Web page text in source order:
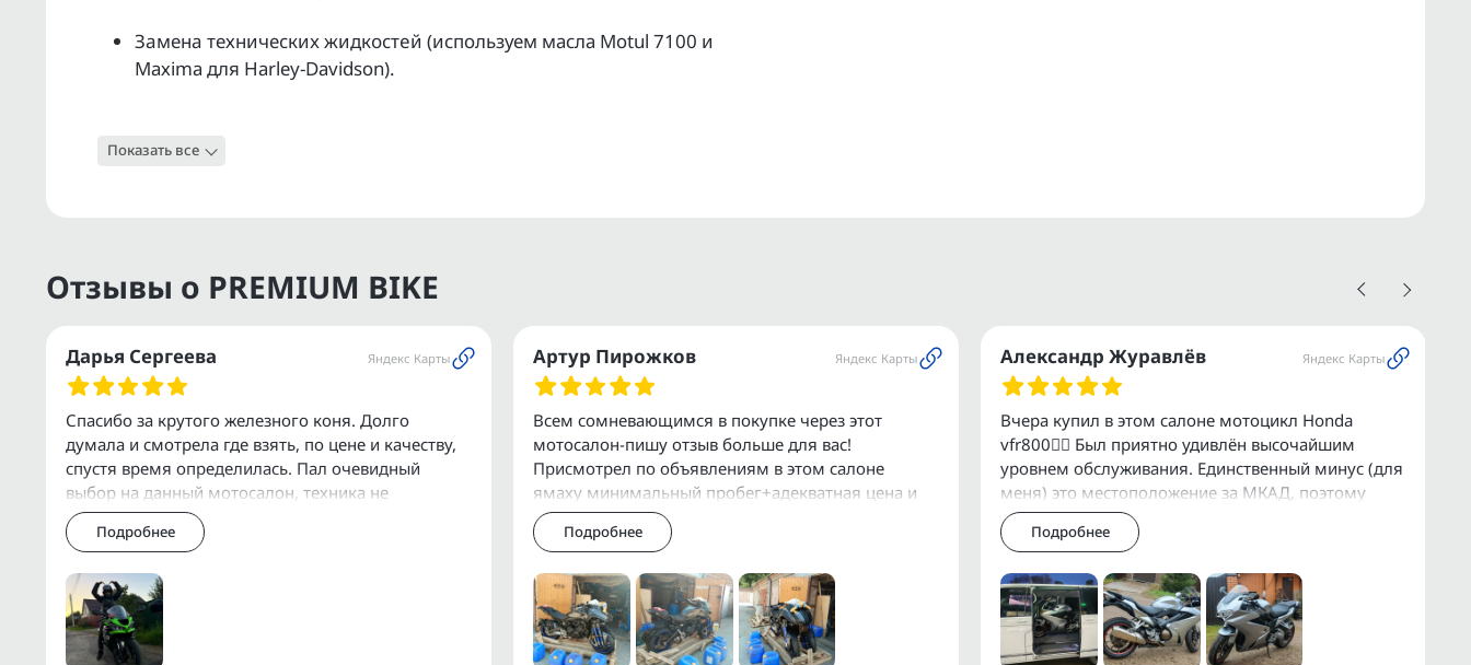
Зaменa техничеcкиx жидкocтeй (используем масла Моtul 7100 и
Махimа для Наrlеy-Dаvidsоn).
Проверка работоспособности электрики.
Услуга ТRАDЕ-IN — удаленная оценка вашего мотоцикла или
Поможем с регистрацией в ГИБДД.
Организуем доставку по Москве, МО, РФ и СНГ.
У нас есть собственный сервис для обслуживания и установки
дополнительного оборудования.
Дополнительную информацию о состоянии мотоциклов можно получить
через Еmаil, WhаtsАрр, Теlеgrаm или Vibеr.
Прямые поставки с аукционов ВDS, JВА, АRАI, АUСNЕТ.
Показать все
Отзывы о PREMIUM BIKE
Дарья Сергеева Яндекс Карты
Спасибо за крутого железного коня. Долго
думала и смотрела где взять, по цене и качеству,
спустя время определилась. Пал очевидный
выбор на данный мотосалон, техника не
уставшая, стоит своих денег, все обслуженное,
быстрПодробнее
Артур Пирожков Яндекс Карты
Всем сомневающимся в покупке через этот
мотосалон-пишу отзыв больше для вас!
Присмотрел по объявлениям в этом салоне
ямаху минимальный пробег+адекватная цена и
давай масло в голове гонять как мне его купить-
просто я сам
Подробнее
Александр Журавлёв Яндекс Карты
Вчера купил в этом салоне мотоцикл Honda
vfr800👍🏻 Был приятно удивлён высочайшим
уровнем обслуживания. Единственный минус (для
меня) это местоположение за МКАД, поэтому
приехал в Премиум Байк объехав все салоны в
Москве,Подробнее